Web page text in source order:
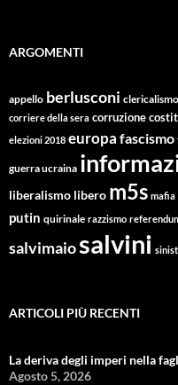
ARGOMENTI
appello berlusconi clericalismo
corriere della sera corruzione
elezioni 2018 europa fascismo
guerra ucraina
liberalismo libero m5s mafia
putin quirinale razzismo
salvimaiosalvini
ARTICOLI PIÙ RECENTI
La deriva degli imperi nella
Agosto 5, 2026